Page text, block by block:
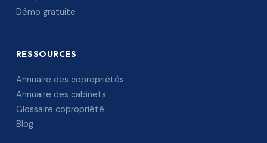
Démo gratuite
RESSOURCES
Annuaire des copropriétés
Annuaire des cabinets
Glossaire copropriété
Blog